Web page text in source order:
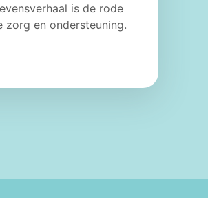
is de rode
zorg en ondersteuning.